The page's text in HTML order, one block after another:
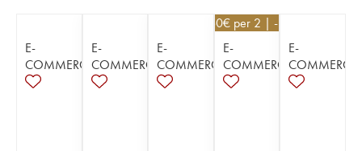
E-
COMMERCE
E-
COMMERCE
E-
COMMERCE
48,60€ per 2 | - 10%
E-
COMMERCE
E-
COMMERCE